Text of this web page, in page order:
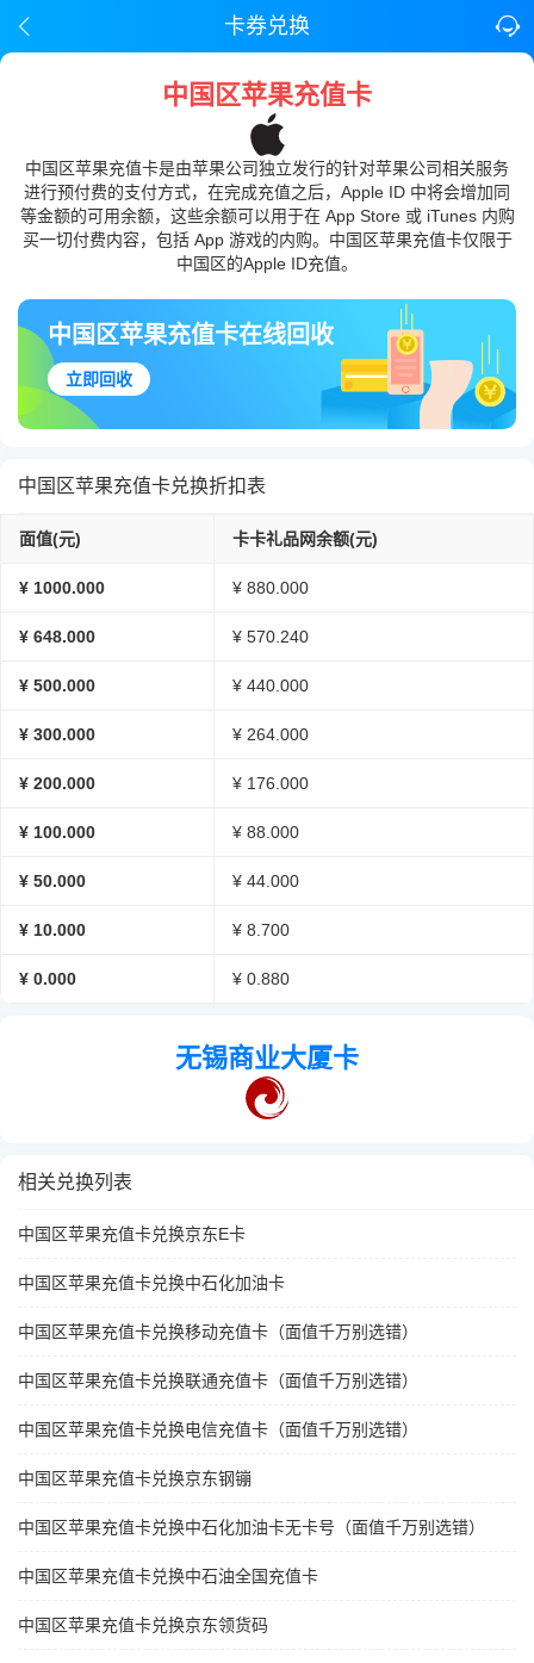
卡券兑换
中国区苹果充值卡
中国区苹果充值卡是由苹果公司独立发行的针对苹果公司相关服务
进行预付费的支付方式，在完成充值之后，Apple ID 中将会增加同
等金额的可用余额，这些余额可以用于在 App Store 或 iTunes 内购
买一切付费内容，包括 App 游戏的内购。中国区苹果充值卡仅限于
中国区的Apple ID充值。
中国区苹果充值卡在线回收
立即回收
中国区苹果充值卡兑换折扣表
面值(元) 卡卡礼品网余额(元)
¥ 1000.000 ¥ 880.000
¥ 648.000 ¥ 570.240
¥ 500.000 ¥ 440.000
¥ 300.000 ¥ 264.000
¥ 200.000 ¥ 176.000
¥ 100.000 ¥ 88.000
¥ 50.000 ¥ 44.000
¥ 10.000 ¥ 8.700
¥ 0.000 ¥ 0.880
无锡商业大厦卡
相关兑换列表
中国区苹果充值卡兑换京东E卡
中国区苹果充值卡兑换中石化加油卡
中国区苹果充值卡兑换移动充值卡（面值千万别选错）
中国区苹果充值卡兑换联通充值卡（面值千万别选错）
中国区苹果充值卡兑换电信充值卡（面值千万别选错）
中国区苹果充值卡兑换京东钢镚
中国区苹果充值卡兑换中石化加油卡无卡号（面值千万别选错）
中国区苹果充值卡兑换中石油全国充值卡
中国区苹果充值卡兑换京东领货码